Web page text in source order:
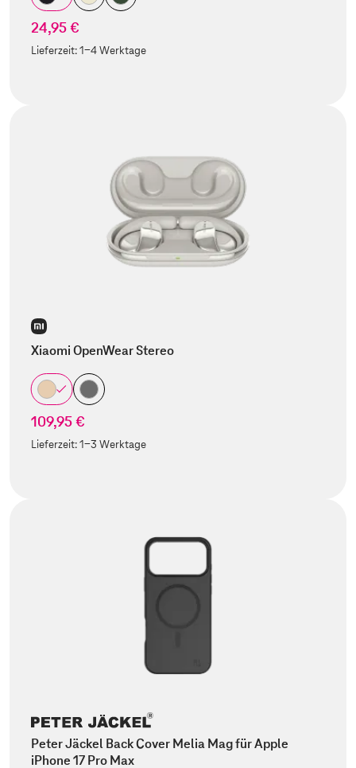
24,95 €
Lieferzeit:1-4 Werktage
Xiaomi OpenWear Stereo
109,95 €
Lieferzeit:1-3 Werktage
Peter Jäckel Back Cover Melia Mag für Apple
iPhone 17 Pro Max